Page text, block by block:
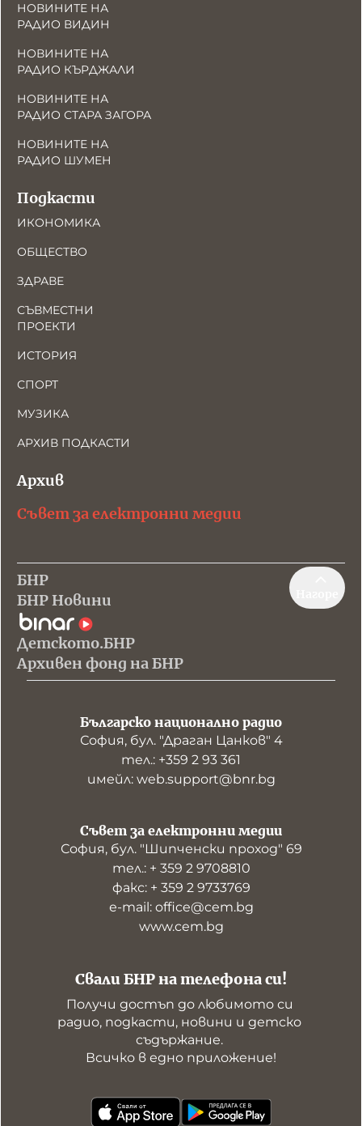
НОВИНИТЕ НА
РАДИО ВИДИН
НОВИНИТЕ НА
РАДИО КЪРДЖАЛИ
НОВИНИТЕ НА
РАДИО СТАРА ЗАГОРА
НОВИНИТЕ НА
РАДИО ШУМЕН
Подкасти
ИКОНОМИКА
ОБЩЕСТВО
ЗДРАВЕ
СЪВМЕСТНИ
ПРОЕКТИ
ИСТОРИЯ
СПОРТ
МУЗИКА
АРХИВ ПОДКАСТИ
Архив
Съвет за електронни медии
БНР
БНР Новини
Детското.БНР
Архивен фонд на БНР
Българско национално радио
София, бул. "Драган Цанков" 4
тел.: +359 2 93 361
имейл: web.support@bnr.bg
Свали БНР на телефона си!
Получи достъп до любимото си
радио, подкасти, новини и детско
съдържание.
Всичко в едно приложение!
Съвет за електронни медии
София, бул. "Шипченски проход" 69
тел.: + 359 2 9708810
факс: + 359 2 9733769
е-mail: office@cem.bg
www.cem.bg